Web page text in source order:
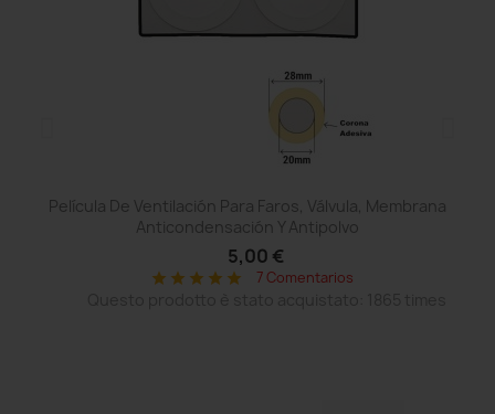
Película De Ventilación Para Faros, Válvula, Membrana
Anticondensación Y Antipolvo
5,00 €
star star star star star 7 Comentarios